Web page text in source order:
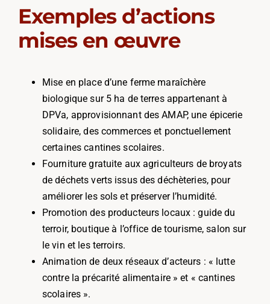
Exemples d’actions
mises en œuvre
Mise en place d’une ferme maraîchère
biologique sur 5 ha de terres appartenant à
DPVa, approvisionnant des AMAP, une épicerie
solidaire, des commerces et ponctuellement
certaines cantines scolaires.
Fourniture gratuite aux agriculteurs de broyats
de déchets verts issus des déchèteries, pour
améliorer les sols et préserver l’humidité.
Promotion des producteurs locaux : guide du
terroir, boutique à l’office de tourisme, salon sur
le vin et les terroirs.
Animation de deux réseaux d’acteurs : « lutte
contre la précarité alimentaire » et « cantines
scolaires ».